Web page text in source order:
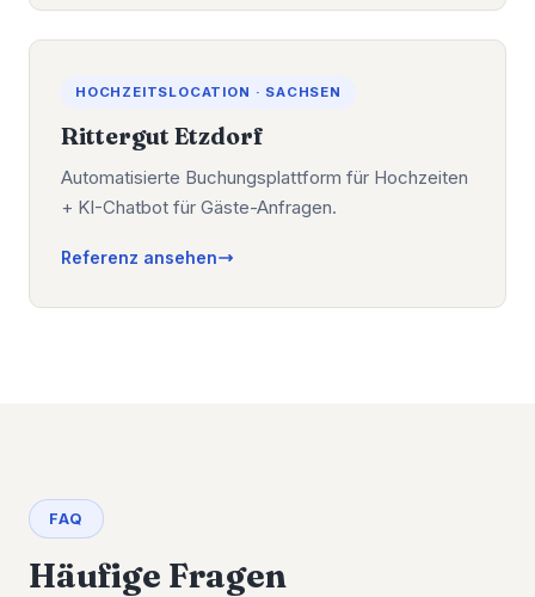
HOCHZEITSLOCATION · SACHSEN
Rittergut Etzdorf
Automatisierte Buchungsplattform für Hochzeiten
+ KI-Chatbot für Gäste-Anfragen.
Referenz ansehen
FAQ
Häufige Fragen